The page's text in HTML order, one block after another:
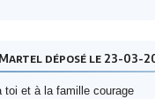
déposé le 23-03-
toi et à la famille courage